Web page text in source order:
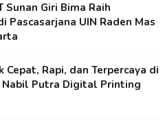
Sunan Giri Bima Raih
Pascasarjana UIN Raden Mas
Cepat, Rapi, dan Terpercaya di
Nabil Putra Digital Printing